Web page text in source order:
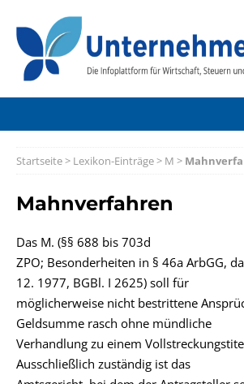
Startseite> Lexikon-Einträge> M >
Mahnverfahren
Das M. (§§ 688 bis 703d
ZPO; Besonderheiten in § 46a ArbGG,
12. 1977, BGBl. I 2625) soll für
möglicherweise nicht bestrittene
Geldsumme rasch ohne mündliche
Verhandlung zu einem
Ausschließlich zuständig ist das